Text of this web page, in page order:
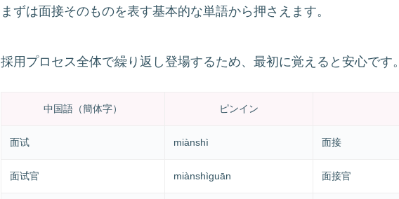
まずは面接そのものを表す基本的な単語から押さえます。
採用プロセス全体で繰り返し登場するため、最初に覚えると安心です。
中国語（簡体字） ピンイン
面试 miànshì 面接
面试官 miànshìguān 面接官